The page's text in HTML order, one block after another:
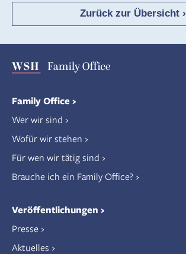
Zurück zur Übersicht ›
Family Office
Wer wir sind
Wofür wir stehen
Für wen wir tätig sind
Brauche ich ein Family Office?
Veröffentlichungen
Presse
Aktuelles